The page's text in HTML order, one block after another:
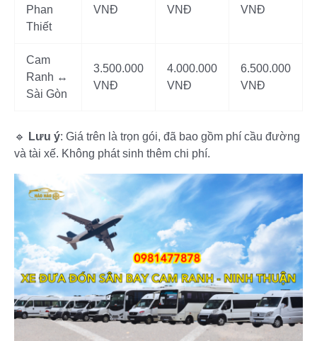
Phan
Thiết
VNĐ
VNĐ
VNĐ
Cam
Ranh ↔
Sài Gòn
3.500.000
VNĐ
4.000.000
VNĐ
6.500.000
VNĐ
🔹 Lưu ý: Giá trên là trọn gói, đã bao gồm phí cầu đường
và tài xế. Không phát sinh thêm chi phí.